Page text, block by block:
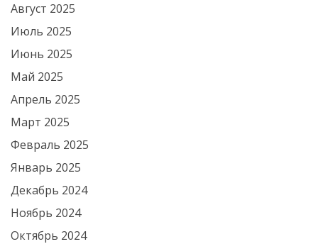
Август 2025
Июль 2025
Июнь 2025
Май 2025
Апрель 2025
Март 2025
Февраль 2025
Январь 2025
Декабрь 2024
Ноябрь 2024
Октябрь 2024